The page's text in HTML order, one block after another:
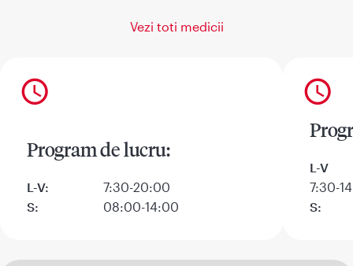
Vezi toti medicii
Program de lucru:
L-V:
7:30-20:00
S:
08:00-14:00
L-V
7:30-
S: